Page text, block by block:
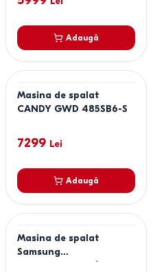
Adaugă
Masina de spalat
CANDY GWD 485SB6-S
7299 Lei
Adaugă
Masina de spalat
Samsung
WW60A3120BH/LE